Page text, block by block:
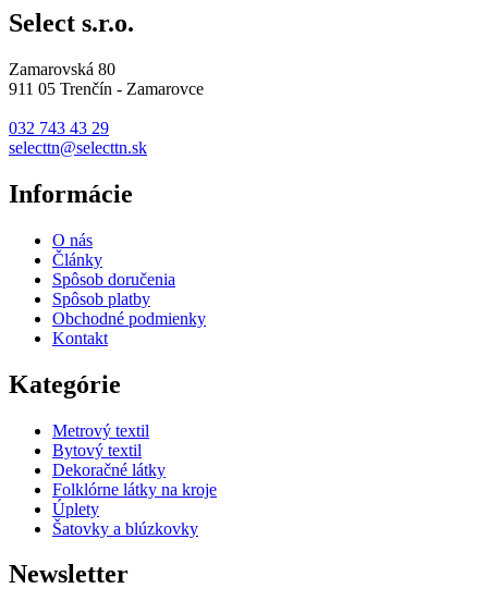
Select s.r.o.
Zamarovská 80
911 05 Trenčín - Zamarovce
032 743 43 29
selecttn@selecttn.sk
Informácie
O nás
Články
Spôsob doručenia
Spôsob platby
Obchodné podmienky
Kontakt
Kategórie
Metrový textil
Bytový textil
Dekoračné látky
Folklórne látky na kroje
Úplety
Šatovky a blúzkovky
Newsletter